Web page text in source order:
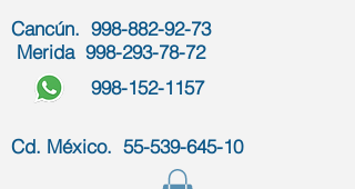
Cancún. 998-882-92-73
Merida 998-293-78-72
998-152-1157
Cd. México. 55-539-645-10